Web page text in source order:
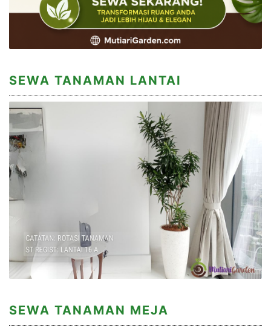
SEWA TANAMAN LANTAI
SEWA TANAMAN MEJA